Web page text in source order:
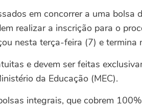
em concorrer a uma bolsa
realizar a inscrição para o
nesta terça-feira (7) e termina
e devem ser feitas
da Educação (MEC).
integrais, que cobrem